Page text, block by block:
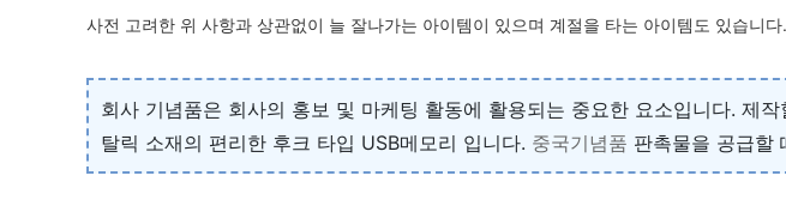
사전 고려한 위 사항과 상관없이 늘 잘나가는 아이템이 있으며 계절을 타는 아이템도 있습니다.
회사 기념품은 회사의 홍보 및 마케팅 활동에 활용되는 중요한 요소입니다. 제
탈릭 소재의 편리한 후크 타입 USB메모리 입니다. 중국기념품 판촉물을 공급할